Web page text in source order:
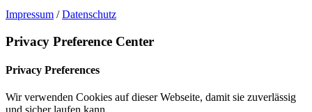
Impressum /Datenschutz
Privacy Preference Center
Privacy Preferences
Wir verwenden Cookies auf dieser Webseite, damit sie zuverlässig